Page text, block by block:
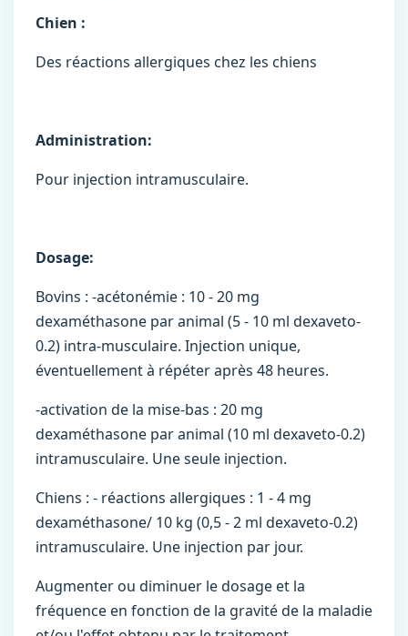
Chien :
Des réactions allergiques chez les chiens
Administration:
Pour injection intramusculaire.
Dosage:
Bovins : -acétonémie : 10 - 20 mg
dexaméthasone par animal (5 - 10 ml dexaveto-
0.2) intra-musculaire. Injection unique,
éventuellement à répéter après 48 heures.
-activation de la mise-bas : 20 mg
dexaméthasone par animal (10 ml dexaveto-0.2)
intramusculaire. Une seule injection.
Chiens : - réactions allergiques : 1 - 4 mg
dexaméthasone/ 10 kg (0,5 - 2 ml dexaveto-0.2)
intramusculaire. Une injection par jour.
Augmenter ou diminuer le dosage et la
fréquence en fonction de la gravité de la maladie